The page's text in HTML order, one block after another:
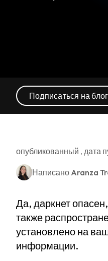
Подписаться на блог
опубликованный , дата
Написано Aranza
Да, даркнет
также
установлено на
информации.